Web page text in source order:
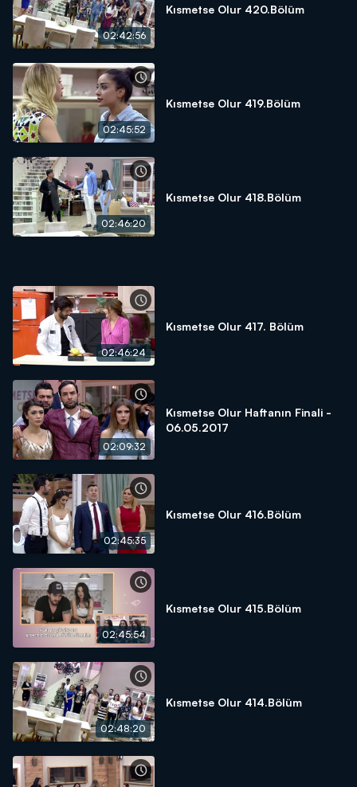
02:42:56
Kısmetse Olur 420.Bölüm
02:45:52
Kısmetse Olur 419.Bölüm
02:46:20
Kısmetse Olur 418.Bölüm
02:46:24
Kısmetse Olur 417. Bölüm
02:09:32
Kısmetse Olur Haftanın Finali -
06.05.2017
02:45:35
Kısmetse Olur 416.Bölüm
02:45:54
Kısmetse Olur 415.Bölüm
02:48:20
Kısmetse Olur 414.Bölüm